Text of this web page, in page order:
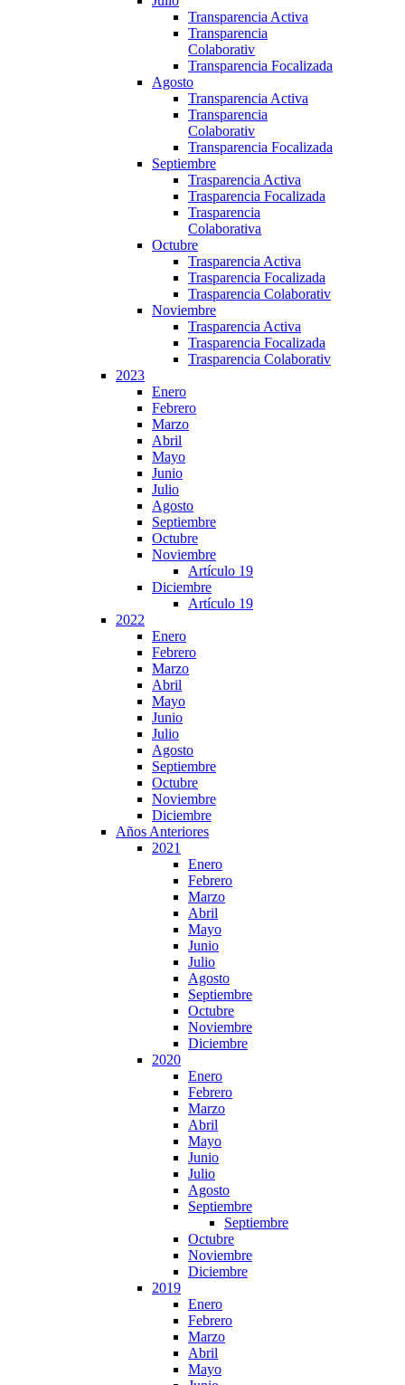
Transparencia Activa
Transparencia
Colaborativ
Transparencia Focalizada
Agosto
Transparencia Activa
Transparencia
Colaborativ
Transparencia Focalizada
Septiembre
Trasparencia Activa
Trasparencia Focalizada
Trasparencia
Colaborativa
Octubre
Trasparencia Activa
Trasparencia Focalizada
Trasparencia Colaborativ
Noviembre
Trasparencia Activa
Trasparencia Focalizada
Trasparencia Colaborativ
2023
Enero
Febrero
Marzo
Abril
Mayo
Junio
Julio
Agosto
Septiembre
Octubre
Noviembre
Artículo 19
Diciembre
Artículo 19
2022
Enero
Febrero
Marzo
Abril
Mayo
Junio
Julio
Agosto
Septiembre
Octubre
Noviembre
Diciembre
Años Anteriores
2021
Enero
Febrero
Marzo
Abril
Mayo
Junio
Julio
Agosto
Septiembre
Octubre
Noviembre
Diciembre
2020
Enero
Febrero
Marzo
Abril
Mayo
Junio
Julio
Agosto
Septiembre
Septiembre
Octubre
Noviembre
Diciembre
2019
Enero
Febrero
Marzo
Abril
Mayo